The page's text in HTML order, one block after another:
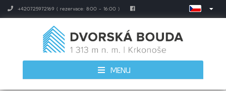
+420725972169 ( rezervace: 8:00 - 16:00 )
MENU